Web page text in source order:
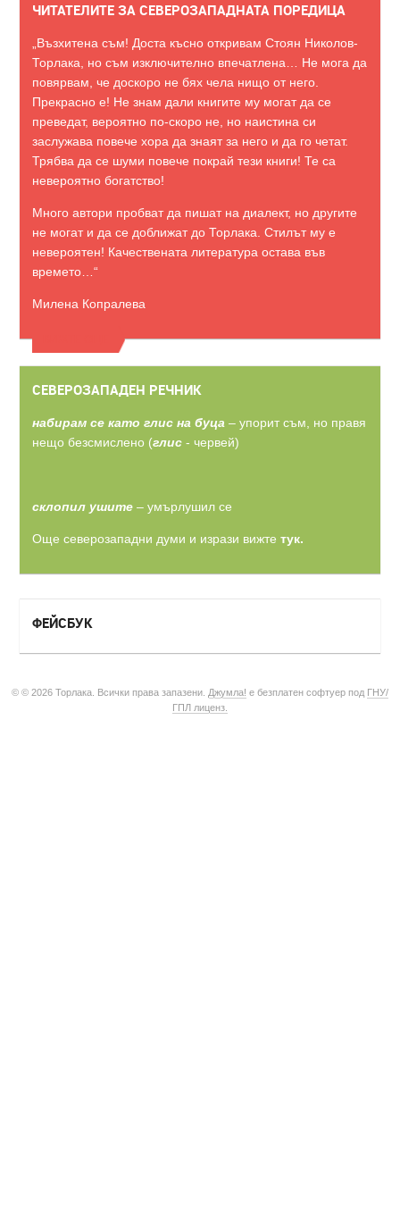
ЧИТАТЕЛИТЕ ЗА СЕВЕРОЗАПАДНАТА ПОРЕДИЦА
„Възхитена съм! Доста късно откривам Стоян Николов-
Торлака, но съм изключително впечатлена… Не мога да
повярвам, че доскоро не бях чела нищо от него.
Прекрасно е! Не знам дали книгите му могат да се
преведат, вероятно по-скоро не, но наистина си
заслужава повече хора да знаят за него и да го четат.
Трябва да се шуми повече покрай тези книги! Те са
невероятно богатство!
Много автори пробват да пишат на диалект, но другите
не могат и да се доближат до Торлака. Стилът му е
невероятен! Качествената литература остава във
времето…“
Милена Копралева
СЕВЕРОЗАПАДЕН РЕЧНИК
набирам се като глис на буца – упорит съм, но правя
нещо безсмислено (глис - червей)
склопил ушите – умърлушил се
Още северозападни думи и изрази вижте тук.
ФЕЙСБУК
© © 2026 Торлака. Всички права запазени. Джумла! е безплатен софтуер под ГНУ/
ГПЛ лиценз.